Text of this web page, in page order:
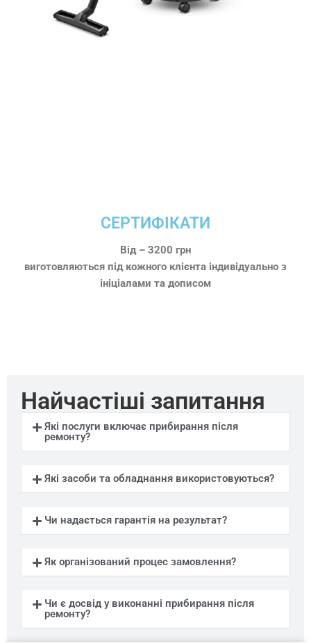
СЕРТИФІКАТИ
Від – 3200 грн
виготовляються під кожного клієнта індивідуально з
ініціалами та дописом
Найчастіші запитання
Які послуги включає прибирання після
ремонту?
Які засоби та обладнання використовуються?
Чи надається гарантія на результат?
Як організований процес замовлення?
Чи є досвід у виконанні прибирання після
ремонту?